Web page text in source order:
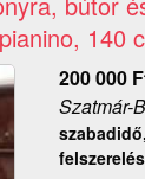
140
200 000
Szatmár-